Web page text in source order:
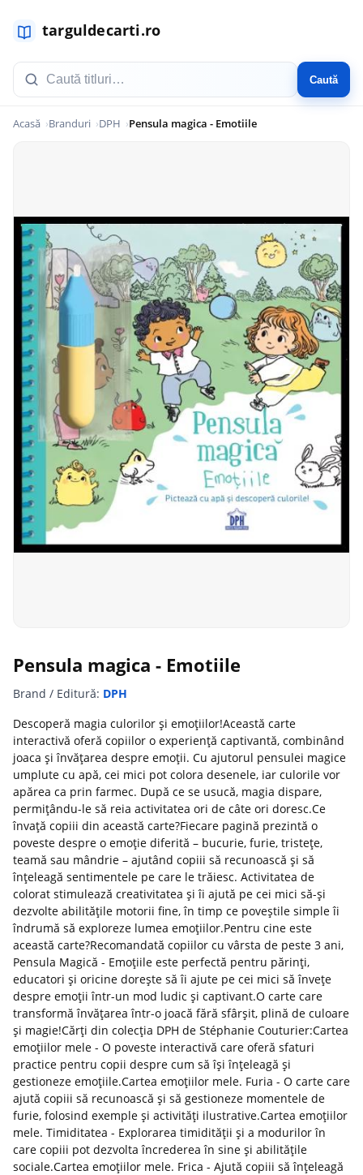
Caută
Acasă Branduri DPH Pensula magica - Emotiile
Pensula magica - Emotiile
Brand / Editură: DPH
Descoperă magia culorilor și emoțiilor!Această carte
interactivă oferă copiilor o experiență captivantă, combinând
joaca și învățarea despre emoții. Cu ajutorul pensulei magice
umplute cu apă, cei mici pot colora desenele, iar culorile vor
apărea ca prin farmec. După ce se usucă, magia dispare,
permițându-le să reia activitatea ori de câte ori doresc.Ce
învață copiii din această carte?Fiecare pagină prezintă o
poveste despre o emoție diferită – bucurie, furie, tristețe,
teamă sau mândrie – ajutând copiii să recunoască și să
înțeleagă sentimentele pe care le trăiesc. Activitatea de
colorat stimulează creativitatea și îi ajută pe cei mici să-și
dezvolte abilitățile motorii fine, în timp ce poveștile simple îi
îndrumă să exploreze lumea emoțiilor.Pentru cine este
această carte?Recomandată copiilor cu vârsta de peste 3 ani,
Pensula Magică - Emoțiile este perfectă pentru părinți,
educatori și oricine dorește să îi ajute pe cei mici să învețe
despre emoții într-un mod ludic și captivant.O carte care
transformă învățarea într-o joacă fără sfârșit, plină de culoare
și magie!Cărți din colecția DPH de Stéphanie Couturier:Cartea
emoțiilor mele - O poveste interactivă care oferă sfaturi
practice pentru copii despre cum să își înțeleagă și
gestioneze emoțiile.Cartea emoțiilor mele. Furia - O carte care
ajută copiii să recunoască și să gestioneze momentele de
furie, folosind exemple și activități ilustrative.Cartea emoțiilor
mele. Timiditatea - Explorarea timidității și a modurilor în
care copiii pot dezvolta încrederea în sine și abilitățile
sociale.Cartea emoțiilor mele. Frica - Ajută copiii să înțeleagă